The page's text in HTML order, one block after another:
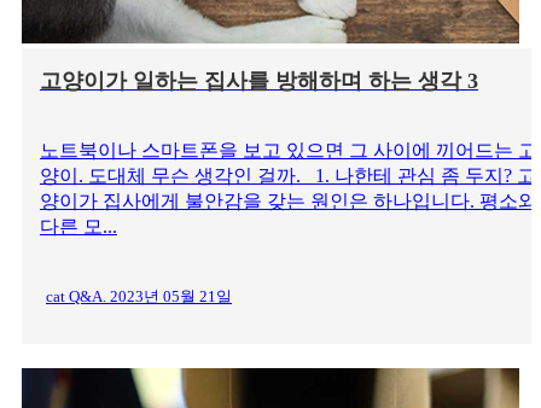
고양이가 일하는 집사를 방해하며 하는 생각 3
노트북이나 스마트폰을 보고 있으면 그 사이에 끼어드는 고
양이. 도대체 무슨 생각인 걸까. 1. 나한테 관심 좀 두지? 고
양이가 집사에게 불안감을 갖는 원인은 하나입니다. 평소와
다른 모...
cat Q&A. 2023년 05월 21일